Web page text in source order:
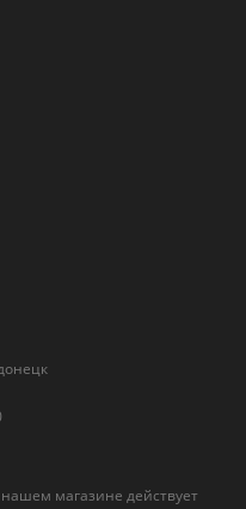
магазине действует